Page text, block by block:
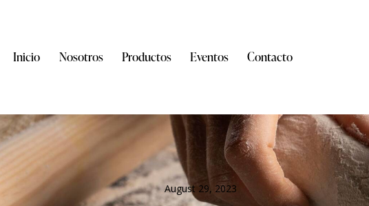
Inicio Nosotros Productos Eventos Contacto
August 29, 2023